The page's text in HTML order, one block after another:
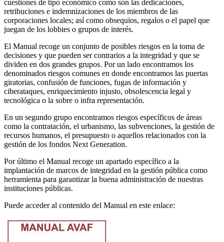
cuestiones de tipo económico como son las dedicaciones,
retribuciones e indemnizaciones de los miembros de las
corporaciones locales; así como obsequios, regalos o el papel que
juegan de los lobbies o grupos de interés.
El Manual recoge un conjunto de posibles riesgos en la toma de
decisiones y que pueden ser contrarios a la integridad y que se
dividen en dos grandes grupos. Por un lado encontramos los
denominados riesgos comunes en donde encontramos las puertas
giratorias, confusión de funciones, fugas de información y
ciberataques, enriquecimiento injusto, obsolescencia legal y
tecnológica o la sobre o infra representación.
En un segundo grupo encontramos riesgos específicos de áreas
como la contratación, el urbanismo, las subvenciones, la gestión de
recursos humanos, el presupuesto o aquellos relacionados con la
gestión de los fondos Next Generation.
Por último el Manual recoge un apartado específico a la
implantación de marcos de integridad en la gestión pública como
herramienta para garantizar la buena administración de nuestras
instituciones públicas.
Puede acceder al contenido del Manual en este enlace: